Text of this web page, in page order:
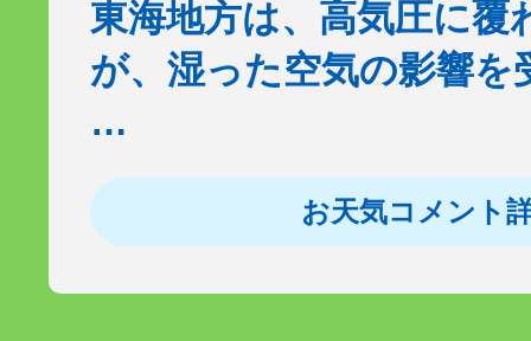
東海地方は、高気圧に覆
が、湿った空気の影響を
…
お天気コメント